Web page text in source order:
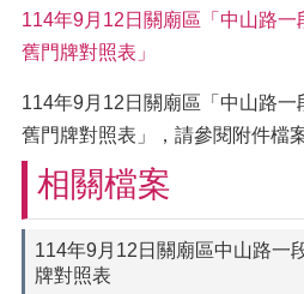
114年9月12日關廟區「中山路
舊門牌對照表」
114年9月12日關廟區「中山路
舊門牌對照表」，請參閱附件檔案
相關檔案
114年9月12日關廟區中山路一
牌對照表